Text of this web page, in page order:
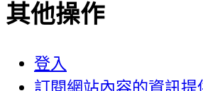
其他操作
登入